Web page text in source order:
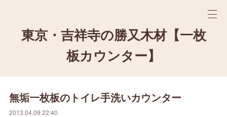
東京・吉祥寺の勝又木材【一枚
板カウンター】
無垢一枚板のトイレ手洗いカウンター
2013.04.09 22:40